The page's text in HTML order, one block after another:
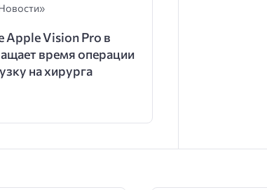
Apple Vision Pro в
время операции
на хирурга